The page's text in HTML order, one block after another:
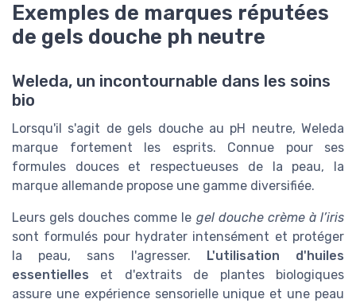
Exemples de marques réputées
de gels douche ph neutre
Weleda, un incontournable dans les soins
bio
Lorsqu'il s'agit de gels douche au pH neutre, Weleda
marque fortement les esprits. Connue pour ses
formules douces et respectueuses de la peau, la
marque allemande propose une gamme diversifiée.
Leurs gels douches comme le gel douche crème à l’iris
sont formulés pour hydrater intensément et protéger
la peau, sans l'agresser.
L'utilisation d'huiles
essentielles et d'extraits de plantes biologiques
assure une expérience sensorielle unique et une peau